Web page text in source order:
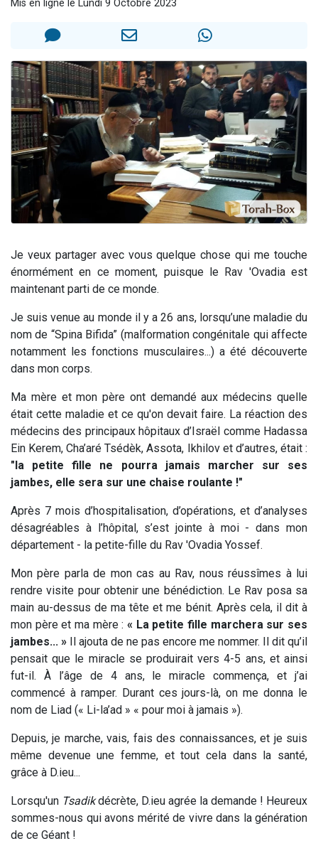
12 nouvelles musiques dans Torah-Box Music
2 personnes viennent de nous rejoindre sur WhatsApp
Mis en ligne le Lundi 9 Octobre 2023
Je veux partager avec vous quelque chose qui me touche
énormément en ce moment, puisque le Rav 'Ovadia est
maintenant parti de ce monde.
Je suis venue au monde il y a 26 ans, lorsqu’une maladie du
nom de “Spina Bifida” (malformation congénitale qui affecte
notamment les fonctions musculaires...) a été découverte
dans mon corps.
Ma mère et mon père ont demandé aux médecins quelle
était cette maladie et ce qu'on devait faire. La réaction des
médecins des principaux hôpitaux d’Israël comme Hadassa
Ein Kerem, Cha’aré Tsédèk, Assota, Ikhilov et d’autres, était :
"la petite fille ne pourra jamais marcher sur ses
jambes, elle sera sur une chaise roulante !"
Après 7 mois d’hospitalisation, d’opérations, et d’analyses
désagréables à l’hôpital, s’est jointe à moi - dans mon
département - la petite-fille du Rav 'Ovadia Yossef.
Mon père parla de mon cas au Rav, nous réussîmes à lui
rendre visite pour obtenir une bénédiction. Le Rav posa sa
main au-dessus de ma tête et me bénit. Après cela, il dit à
mon père et ma mère : « La petite fille marchera sur ses
jambes... » Il ajouta de ne pas encore me nommer. Il dit qu’il
pensait que le miracle se produirait vers 4-5 ans, et ainsi
fut-il. À l’âge de 4 ans, le miracle commença, et j’ai
commencé à ramper. Durant ces jours-là, on me donna le
nom de Liad (« Li-la’ad » « pour moi à jamais »).
Depuis, je marche, vais, fais des connaissances, et je suis
même devenue une femme, et tout cela dans la santé,
grâce à D.ieu...
Lorsqu'un Tsadikdécrète, D.ieu agrée la demande ! Heureux
sommes-nous qui avons mérité de vivre dans la génération
de ce Géant !